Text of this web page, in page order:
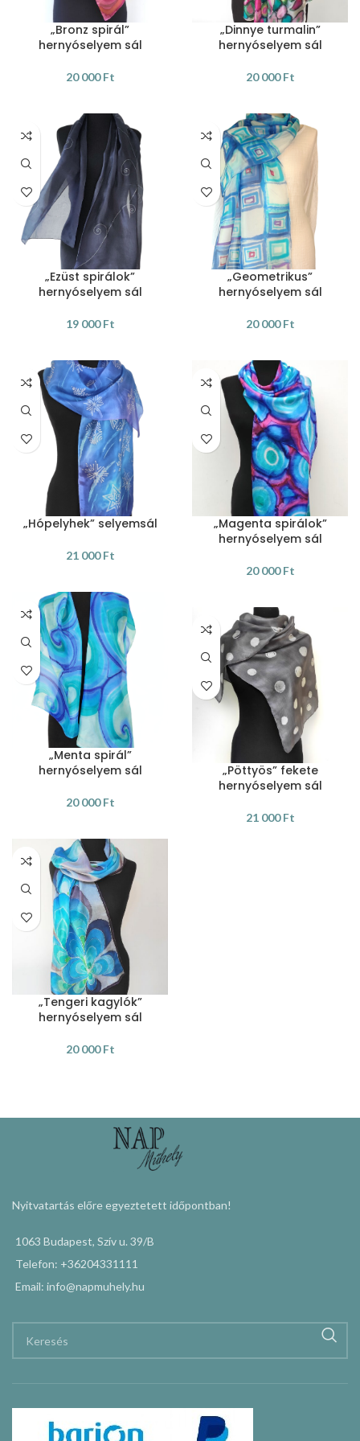
„Bronz spirál”
hernyóselyem sál
20 000Ft
„Dinnye turmalin”
hernyóselyem sál
20 000Ft
„Ezüst spirálok”
hernyóselyem sál
19 000Ft
„Geometrikus”
hernyóselyem sál
20 000Ft
„Hópelyhek” selyemsál
21 000Ft
„Magenta spirálok”
hernyóselyem sál
20 000Ft
„Menta spirál”
hernyóselyem sál
20 000Ft
„Pöttyös” fekete
hernyóselyem sál
21 000Ft
„Tengeri kagylók”
hernyóselyem sál
20 000Ft
Nyitvatartás előre egyeztetett időpontban!
1063 Budapest, Szív u. 39/B
Telefon: +36204331111
Email: info@napmuhely.hu